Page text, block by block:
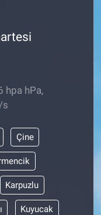
hpa hPa,
s
Çine
Karpuzlu
Kuyucak